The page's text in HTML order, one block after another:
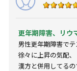
更年期障害、リウ
男性更年期障害で
徐々に上昇の気配、
漢方と併用してるの